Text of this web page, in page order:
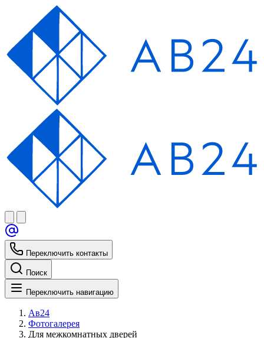
Переключить контакты
Поиск
Переключить навигацию
Ав24
Фотогалерея
Для межкомнатных дверей